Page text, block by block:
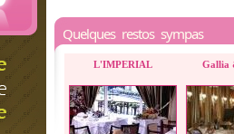
Quelques restos sympas
L'IMPERIAL Gallia